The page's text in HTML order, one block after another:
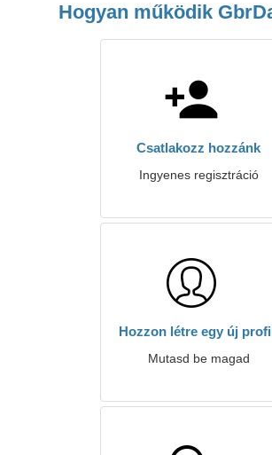
Hogyan működik
Csatlakozz hozzánk
Ingyenes regisztráció
Hozzon létre egy új
Mutasd be magad